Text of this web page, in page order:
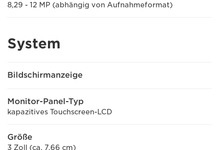
8,29 - 12 MP (abhängig von Aufnahmeformat)
System
Bildschirmanzeige
Monitor-Panel-Typ
kapazitives Touchscreen-LCD
Größe
3 Zoll (ca. 7,66 cm)